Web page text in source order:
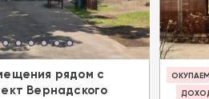
рядом с
Вернадского